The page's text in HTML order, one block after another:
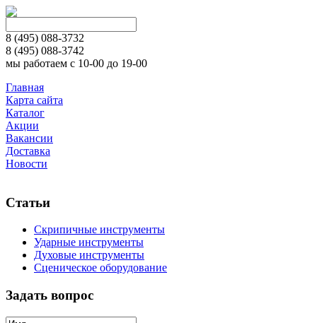
8 (495) 088-3732
8 (495) 088-3742
мы работаем с 10-00 до 19-00
Главная
Карта сайта
Каталог
Акции
Вакансии
Доставка
Новости
Статьи
Скрипичные инструменты
Ударные инструменты
Духовые инструменты
Сценическое оборудование
Задать вопрос